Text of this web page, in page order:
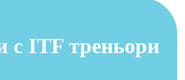
с ITF треньори